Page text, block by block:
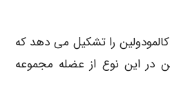
را تشکیل می دهد که
در این نوع از عضله مجموعه